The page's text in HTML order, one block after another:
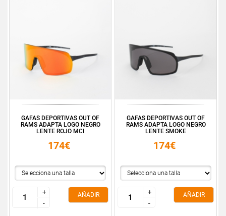
GAFAS DEPORTIVAS OUT OF
RAMS ADAPTA LOGO NEGRO
LENTE ROJO MCI
174€
+
-
+
-
AÑADIR
GAFAS DEPORTIVAS OUT OF
RAMS ADAPTA LOGO NEGRO
LENTE SMOKE
174€
+
-
+
-
AÑADIR